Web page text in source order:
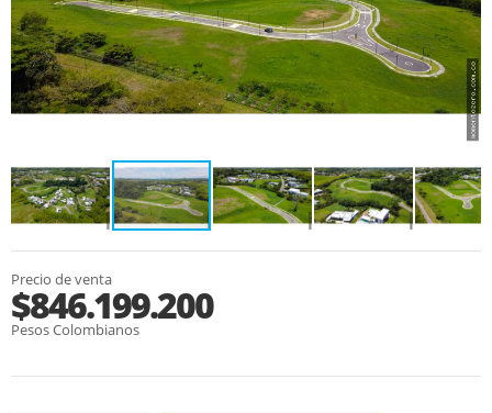
Precio de venta
$846.199.200
Pesos Colombianos